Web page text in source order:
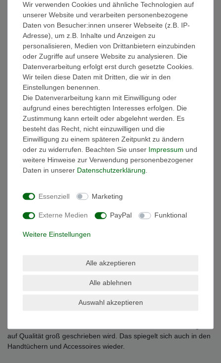
Weitere Details
EU-Verantwortlicher
Hersteller
Ausstattung:
- Die Handtücher sind gewebt und besonders saugstark!
- Materialzusammensetztung: 100% Baumwolle
- Griffiges Volumen
- Sanfter Massageeffekt
- Hautsympathisch und Strapazierfähig
- Hochwertige dekorative Bordüre im klassischen Design mit
breitem Abschluss
- Bügelfrei & pflegeleicht
- Trocknergeeignet
-Saunatuch / Strandtuch 80 x 200 cm
auf Qualität groß geschrieben wird. Das spiegelt sich auch in den
Handtüchern und Accessoires wieder.
Wir verwenden Cookies und ähnliche Technologien auf
unserer Website und verarbeiten personenbezogene
Daten von Besucher:innen unserer Webseite (z.B. IP-
Adresse), um z.B. Inhalte und Anzeigen zu
personalisieren, Medien von Drittanbietern einzubinden
oder Zugriffe auf unsere Website zu analysieren. Die
Datenverarbeitung erfolgt erst durch gesetzte Cookies.
Wir teilen diese Daten mit Dritten, die wir in den
Einstellungen benennen.
Die Datenverarbeitung kann mit Einwilligung oder
aufgrund eines berechtigten Interesses erfolgen. Die
Zustimmung kann erteilt oder abgelehnt werden. Es
besteht das Recht, nicht einzuwilligen und die
Einwilligung zu einem späteren Zeitpunkt zu ändern
oder zu widerrufen. Beachten Sie unser Impressum und
weitere Hinweise zur Verwendung personenbezogener
Daten in unserer Daten­schutz­erklärung.
Essenziell Marketing
Externe Medien PayPal Funktional
Weitere Einstellungen
Alle akzeptieren
Alle ablehnen
Auswahl akzeptieren